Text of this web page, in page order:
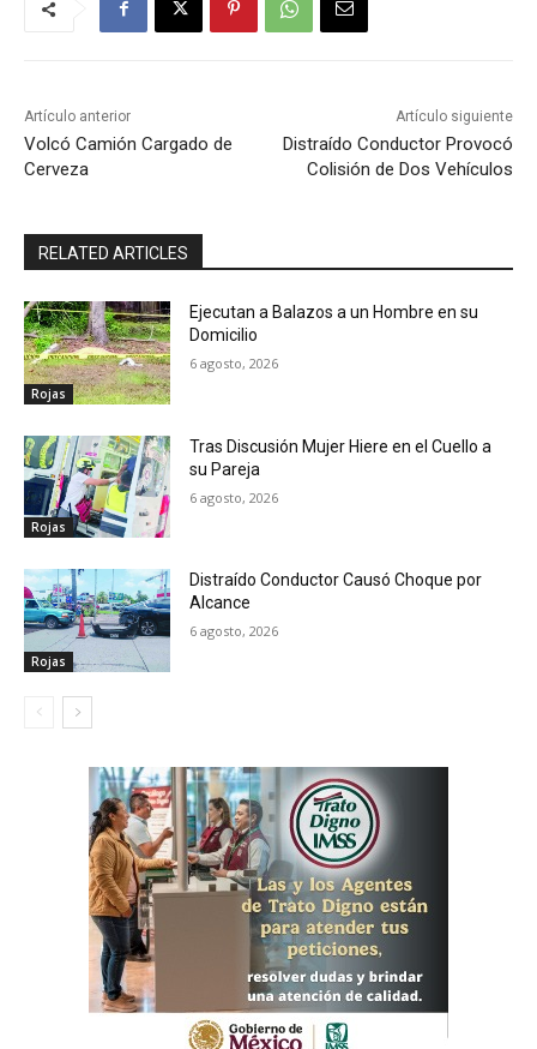
Artículo anterior
Volcó Camión Cargado de
Cerveza
Artículo siguiente
Distraído Conductor Provocó
Colisión de Dos Vehículos
RELATED ARTICLES
Rojas
Ejecutan a Balazos a un Hombre en su
Domicilio
6 agosto, 2026
Rojas
Tras Discusión Mujer Hiere en el Cuello a
su Pareja
6 agosto, 2026
Rojas
Distraído Conductor Causó Choque por
Alcance
6 agosto, 2026